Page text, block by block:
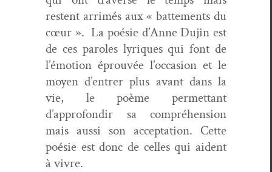
restent arrimés aux « bat­te­ments du
cœur ». La poésie d’Anne Dujin est
de ces paroles lyriques qui font de
l’émotion éprou­vée l’occasion et le
moyen d’entrer plus avant dans la
vie, le poème per­me­t­tant
d’approfondir sa com­préhen­sion
mais aus­si son accep­ta­tion. Cette
poésie est donc de celles qui aident
à vivre.